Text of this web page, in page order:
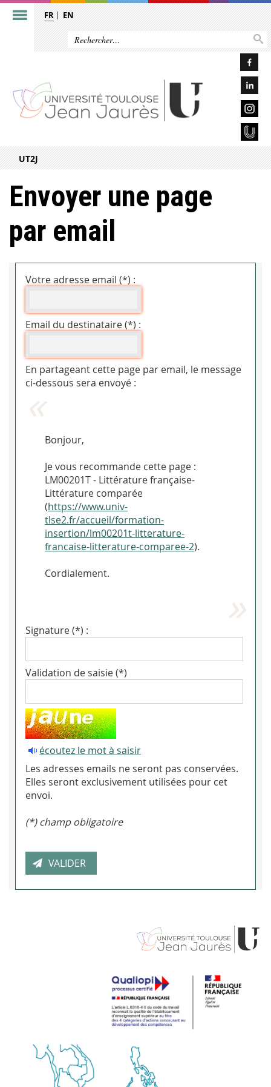
FR EN
UT2J
Envoyer une page
par email
Votre adresse email (*) :
Email du destinataire (*) :
En partageant cette page par email, le message
ci-dessous sera envoyé :
Bonjour,
Je vous recommande cette page :
LM00201T - Littérature française-
Littérature comparée
(https://www.univ-
tlse2.fr/accueil/formation-
insertion/lm00201t-litterature-
francaise-litterature-comparee-2).
Cordialement.
Signature (*) :
Validation de saisie (*)
écoutez le mot à saisir
Les adresses emails ne seront pas conservées.
Elles seront exclusivement utilisées pour cet
envoi.
(*) champ obligatoire